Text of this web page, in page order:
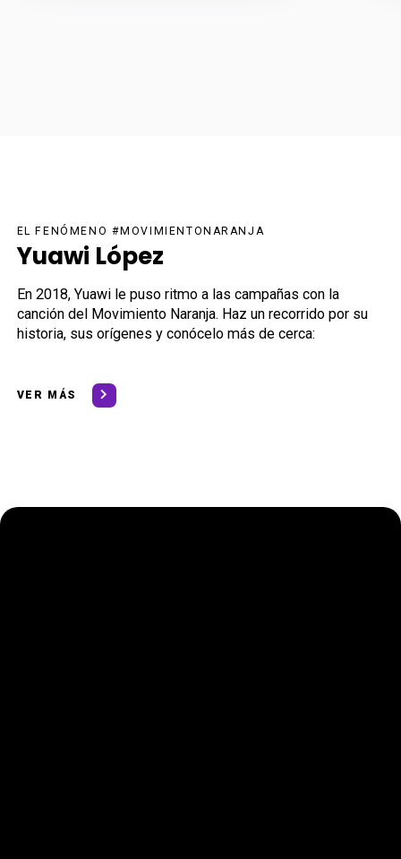
EL FENÓMENO #MOVIMIENTONARANJA
Yuawi López
En 2018, Yuawi le puso ritmo a las campañas con la
canción del Movimiento Naranja. Haz un recorrido por su
historia, sus orígenes y conócelo más de cerca:
VER MÁS